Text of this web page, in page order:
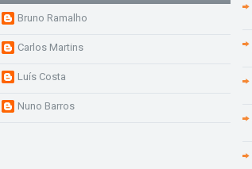
Bruno Ramalho
Carlos Martins
Luís Costa
Nuno Barros